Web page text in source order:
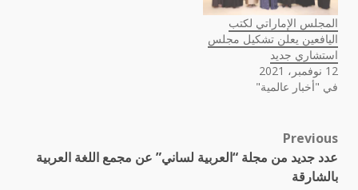
المجلس الإماراتي لكتب
اليافعين يعلن تشكيل مجلس
استشاري جديد
12 نوفمبر، 2021
في "أخبار عالمية"
Post
navigation
Previous
عدد جديد من مجلة “العربية لساني” عن مجمع اللغة العربية
بالشارقة